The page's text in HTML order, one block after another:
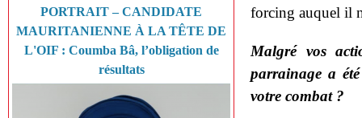
PORTRAIT – CANDIDATE
MAURITANIENNE À LA TÊTE DE
L'OIF : Coumba Bâ, l’obligation de
résultats
forcing auquel il
Malgré vos
parrainage a
votre combat ?